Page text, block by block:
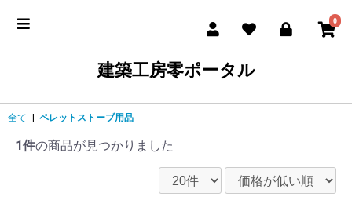
0
建築工房零ポータル
全て ペレットストーブ用品
1件の商品が見つかりました